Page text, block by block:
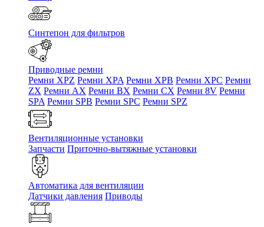
Синтепон для фильтров
Приводные ремни
Ремни XPZ Ремни XPA Ремни XPB Ремни XPC Ремни
ZX Ремни AX Ремни BX Ремни CX Ремни 8V Ремни
SPA Ремни SPB Ремни SPC Ремни SPZ
Вентиляционные установки
Запчасти Приточно-вытяжные установки
Автоматика для вентиляции
Датчики давления Приводы